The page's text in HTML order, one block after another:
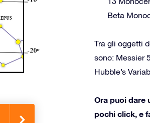
Beta
Tra gli oggetti
sono: Messier
Hubble’s
Ora puoi dare
pochi click, e